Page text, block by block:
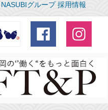
NASUBIグループ 採用情報